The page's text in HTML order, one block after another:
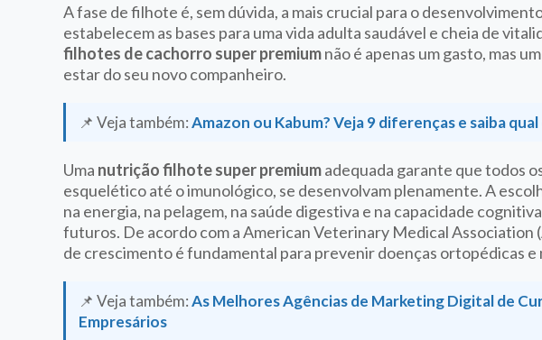
A fase de filhote é, sem dúvida, a mais crucial para o
estabelecem as bases para uma vida adulta saudável e cheia de
filhotes de cachorro super premiumnão é apenas um gasto, mas
estar do seu novo companheiro.
📌 Veja também:Amazon ou Kabum? Veja 9 diferenças e saiba
Uma nutrição filhote super premiumadequada garante que todos
esquelético até o imunológico, se desenvolvam plenamente. A
na energia, na pelagem, na saúde digestiva e na capacidade
futuros. De acordo com a American Veterinary Medical Association
de crescimento é fundamental para prevenir doenças ortopédicas e
📌 Veja também:As Melhores Agências de Marketing Digital de
Empresários